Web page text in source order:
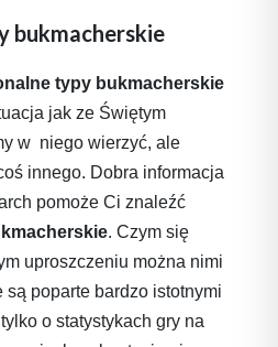
bukmacherskie
typy bukmacherskie
jak ze Świętym
w niego wierzyć, ale
innego. Dobra informacja
pomoże Ci znaleźć
. Czym się
uproszczeniu można nimi
są poparte bardzo istotnymi
o statystykach gry na